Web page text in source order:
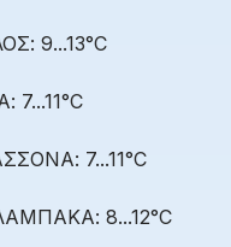
9...13°C
7...11°C
7...11°C
8...12°C